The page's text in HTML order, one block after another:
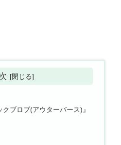
クブロブ(アウターバース)』